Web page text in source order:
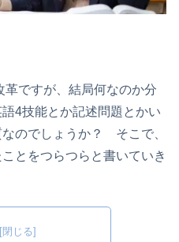
ですが、結局何なのか分
4技能とか記述問題とかい
のでしょうか？ そこで、
とをつらつらと書いていき